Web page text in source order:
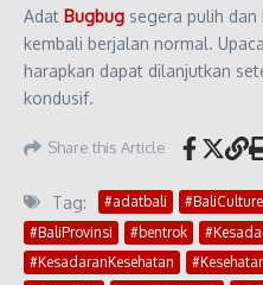
Adat Bugbug segera pulih dan
kembali berjalan normal.
harapkan dapat dilanjutkan
kondusif.
Share this Article
Tag: #adatbali #BaliCulture
#BaliProvinsi
#bentrok
#KesadaranKesehatan